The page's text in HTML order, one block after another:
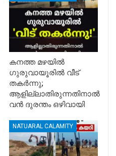
കനത്ത മഴയിൽ
ഗുരുവായൂരിൽ വീട്
തകർന്നു;
ആളില്ലാതിരുന്നതിനാൽ
വൻ ദുരന്തം ഒഴിവായി
NATUARAL CALAMITY